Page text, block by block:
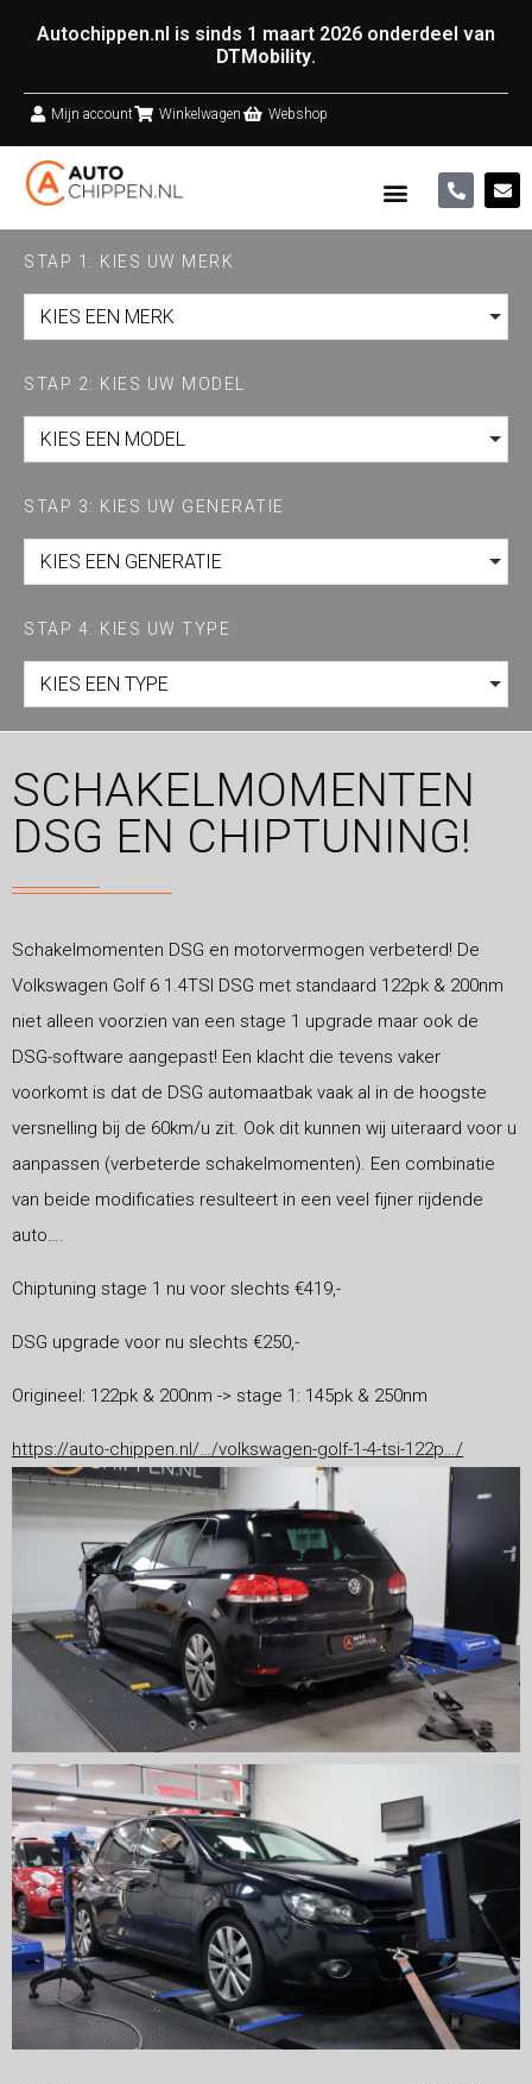
Autochippen.nl is sinds 1 maart 2026 onderdeel van
DTMobility.
Mijn account Winkelwagen Webshop
STAP 1: KIES UW MERK
KIES EEN MERK
STAP 2: KIES UW MODEL
KIES EEN MODEL
STAP 3: KIES UW GENERATIE
KIES EEN GENERATIE
STAP 4: KIES UW TYPE
KIES EEN TYPE
SCHAKELMOMENTEN
DSG EN CHIPTUNING!
Schakelmomenten DSG en motorvermogen verbeterd! De
Volkswagen Golf 6 1.4TSI DSG met standaard 122pk & 200nm
niet alleen voorzien van een stage 1 upgrade maar ook de
DSG-software aangepast! Een klacht die tevens vaker
voorkomt is dat de DSG automaatbak vaak al in de hoogste
versnelling bij de 60km/u zit. Ook dit kunnen wij uiteraard voor u
aanpassen (verbeterde schakelmomenten). Een combinatie
van beide modificaties resulteert in een veel fijner rijdende
auto….
Chiptuning stage 1 nu voor slechts €419,-
DSG upgrade voor nu slechts €250,-
Origineel: 122pk & 200nm -> stage 1: 145pk & 250nm
https://auto-chippen.nl/…/volkswagen-golf-1-4-tsi-122p…/